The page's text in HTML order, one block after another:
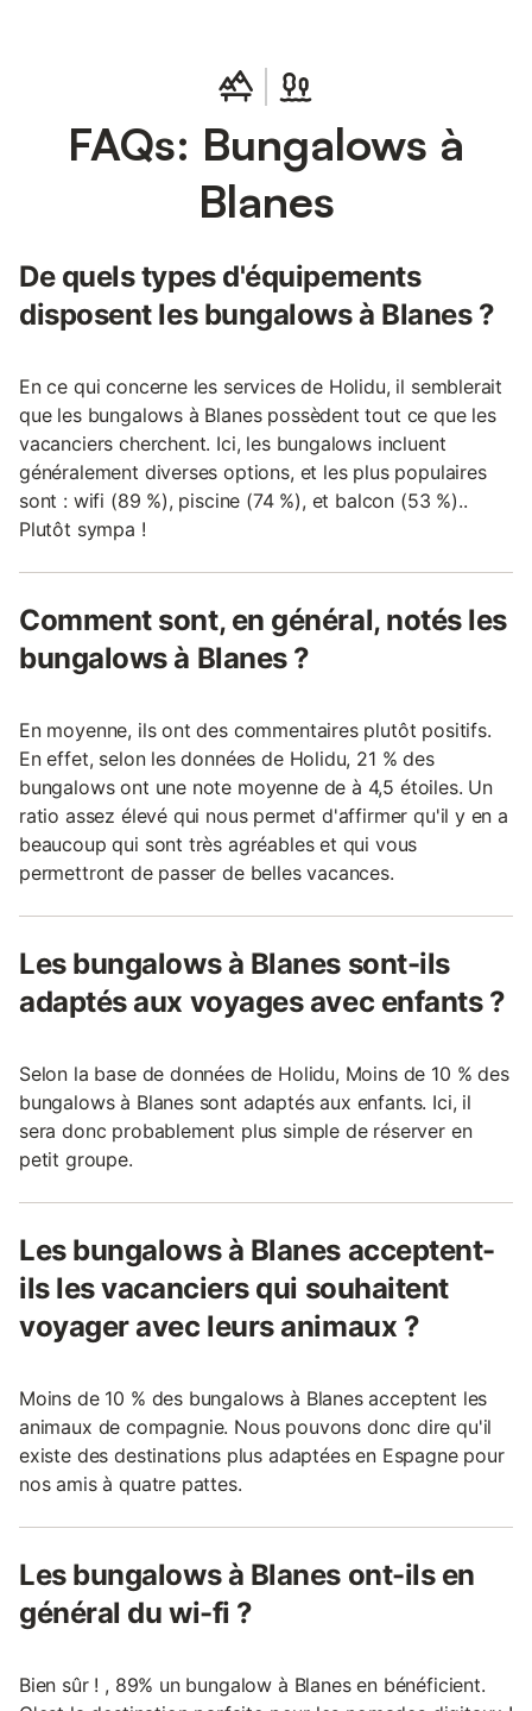
FAQs: Bungalows à
Blanes
De quels types d'équipements
disposent les bungalows à Blanes ?
En ce qui concerne les services de Holidu, il semblerait
que les bungalows à Blanes possèdent tout ce que les
vacanciers cherchent. Ici, les bungalows incluent
généralement diverses options, et les plus populaires
sont : wifi (89 %), piscine (74 %), et balcon (53 %)..
Plutôt sympa !
Comment sont, en général, notés les
bungalows à Blanes ?
En moyenne, ils ont des commentaires plutôt positifs.
En effet, selon les données de Holidu, 21 % des
bungalows ont une note moyenne de à 4,5 étoiles. Un
ratio assez élevé qui nous permet d'affirmer qu'il y en a
beaucoup qui sont très agréables et qui vous
permettront de passer de belles vacances.
Les bungalows à Blanes sont-ils
adaptés aux voyages avec enfants ?
Selon la base de données de Holidu, Moins de 10 % des
bungalows à Blanes sont adaptés aux enfants. Ici, il
sera donc probablement plus simple de réserver en
petit groupe.
Les bungalows à Blanes acceptent-
ils les vacanciers qui souhaitent
voyager avec leurs animaux ?
Moins de 10 % des bungalows à Blanes acceptent les
animaux de compagnie. Nous pouvons donc dire qu'il
existe des destinations plus adaptées en Espagne pour
nos amis à quatre pattes.
Les bungalows à Blanes ont-ils en
général du wi-fi ?
Bien sûr ! , 89% un bungalow à Blanes en bénéficient.